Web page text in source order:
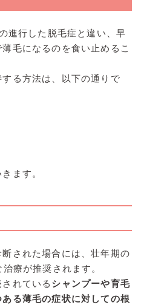
進行した脱毛症と違い、早
毛になるのを食い止めるこ
る方法は、以下の通りで
ます。
された場合には、壮年期の
療が推奨されます。
れている シャンプーや育毛
る薄毛の症状に対しての根